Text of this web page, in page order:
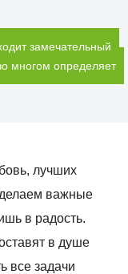
замечательный
многом определяет
лучших
важные
в радость.
в душе
все задачи